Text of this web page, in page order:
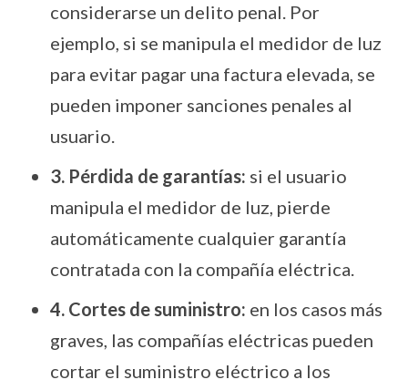
considerarse un delito penal. Por
ejemplo, si se manipula el medidor de luz
para evitar pagar una factura elevada, se
pueden imponer sanciones penales al
usuario.
3. Pérdida de garantías: si el usuario
manipula el medidor de luz, pierde
automáticamente cualquier garantía
contratada con la compañía eléctrica.
4. Cortes de suministro: en los casos más
graves, las compañías eléctricas pueden
cortar el suministro eléctrico a los